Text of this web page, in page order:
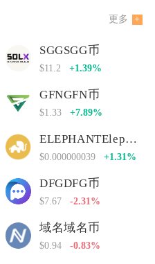
更多
SGGSGG币
$11.2 +1.39%
GFNGFN币
$1.33 +7.89%
ELEPHANTElephant Money
$0.000000039 +1.31%
DFGDFG币
$7.67 -2.31%
域名域名币
$0.94 -0.83%